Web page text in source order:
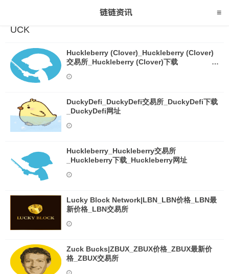
UCK
Huckleberry (Clover)_Huckleberry (Clover)
交易所_Huckleberry (Clover)下载
DuckyDefi_DuckyDefi交易所_DuckyDefi下载
_DuckyDefi网址
Huckleberry_Huckleberry交易所
_Huckleberry下载_Huckleberry网址
Lucky Block Network|LBN_LBN价格_LBN最
新价格_LBN交易所
Zuck Bucks|ZBUX_ZBUX价格_ZBUX最新价
格_ZBUX交易所